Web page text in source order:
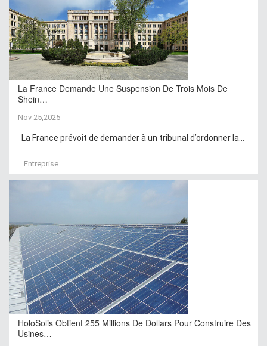
La France Demande Une Suspension De Trois Mois De
Shein…
Nov 25,2025
La France prévoit de demander à un tribunal d’ordonner la...
Entreprise
HoloSolis Obtient 255 Millions De Dollars Pour Construire Des
Usines…